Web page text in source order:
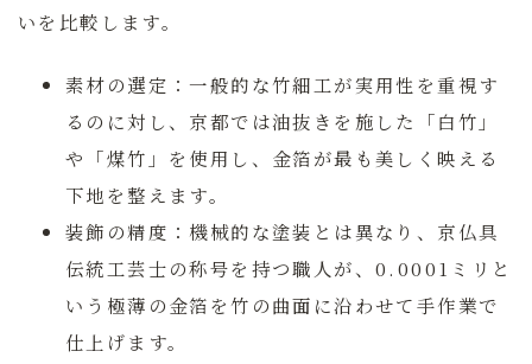
いを比較します。
素材の選定：一般的な竹細工が実用性を重視す
るのに対し、京都では油抜きを施した「白竹」
や「煤竹」を使用し、金箔が最も美しく映える
下地を整えます。
装飾の精度：機械的な塗装とは異なり、京仏具
伝統工芸士の称号を持つ職人が、0.0001ミリと
いう極薄の金箔を竹の曲面に沿わせて手作業で
仕上げます。